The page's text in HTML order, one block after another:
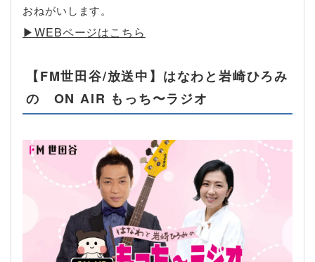
おねがいします。
▶︎WEBページはこちら
【FM世田谷/放送中】はなわと岩崎ひろみ
の ON AIR もっち〜ラジオ